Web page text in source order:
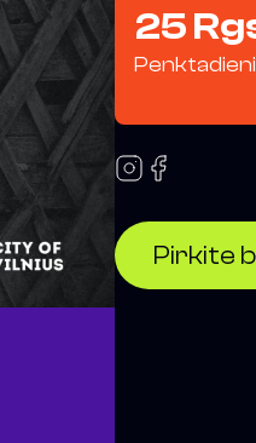
25
Pirkite